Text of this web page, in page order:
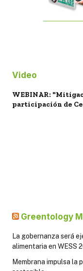
Video
WEBINAR:
participación de
Greentology
La gobernanza será
alimentaria en WESS
Membrana impulsa la